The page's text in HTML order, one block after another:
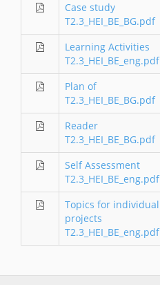
Case study
T2.3_HEI_BE_BG.pdf
Learning Activities
T2.3_HEI_BE_eng.pdf
Plan of
T2.3_HEI_BE_BG.pdf
Reader
T2.3_HEI_BE_BG.pdf
Self Assessment
T2.3_HEI_BE_eng.pdf
Topics for individual
projects
T2.3_HEI_BE_eng.pdf